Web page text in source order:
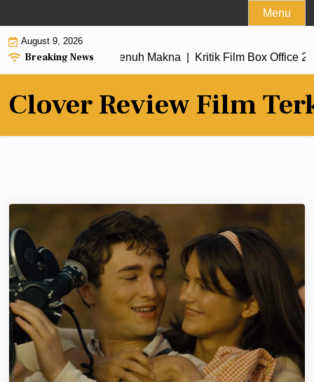
to
content
Menu
August 9, 2026
Breaking News
Alur Cerita Penuh Makna |Kritik Film Box Office 2026
Clover Review Film